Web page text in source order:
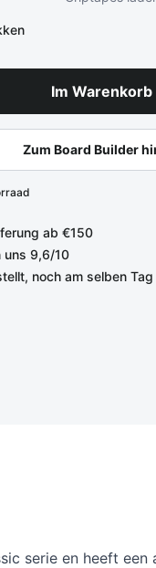
Im Warenkorb
Zum Board Builder
ab €150
uns 9,6/10
noch am selben
serie en heeft een